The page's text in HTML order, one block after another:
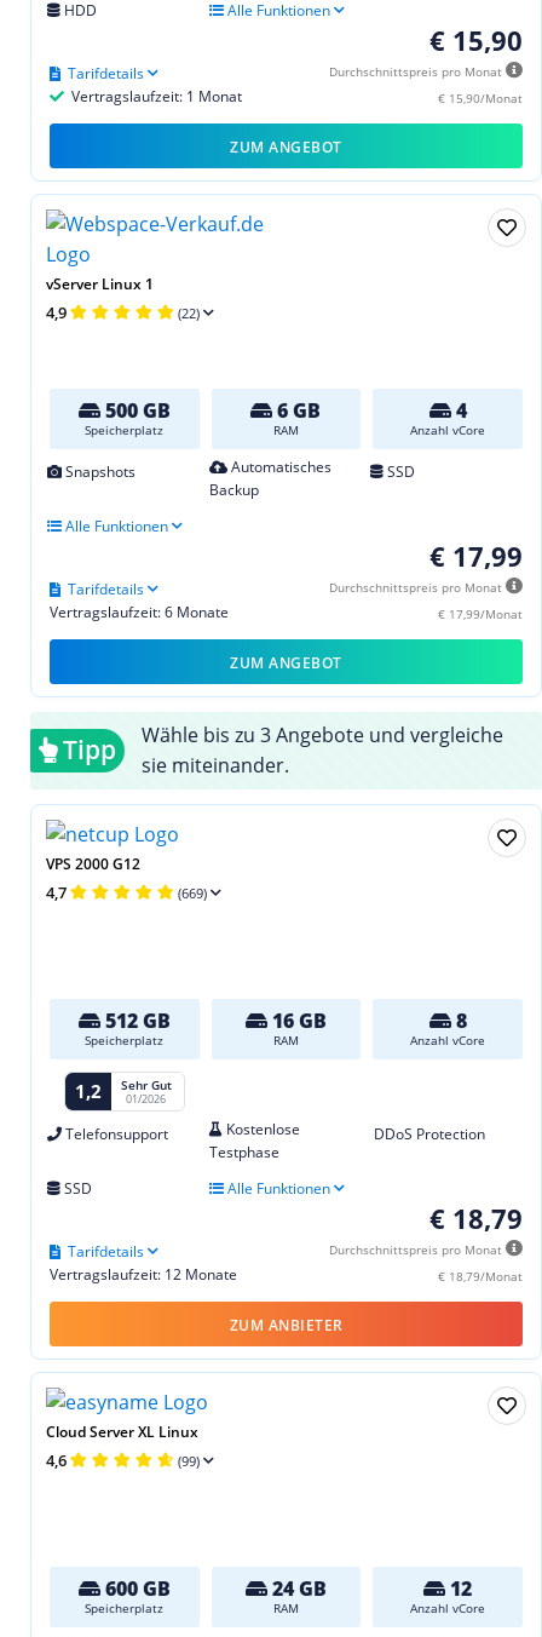
HDD Alle Funktionen
€ 15,90
Durchschnittspreis pro Monat
€ 15,90/Monat
Vertragslaufzeit: 1 Monat
Tarifdetails
ZUM ANGEBOT
vServer Linux 1
4,9 (22)
500 GB
Speicherplatz
6 GB
RAM
4
Anzahl vCore
Snapshots
Automatisches
Backup
SSD
Alle Funktionen
€ 17,99
Durchschnittspreis pro Monat
€ 17,99/Monat
Vertragslaufzeit: 6 Monate
Tarifdetails
ZUM ANGEBOT
Tipp
Wähle bis zu 3 Angebote und vergleiche
sie miteinander.
VPS 2000 G12
4,7 (669)
512 GB
Speicherplatz
16 GB
RAM
8
Anzahl vCore
1,2 Sehr Gut
01/2026
Telefonsupport
Kostenlose
Testphase
DDoS Protection
SSD Alle Funktionen
€ 18,79
Durchschnittspreis pro Monat
€ 18,79/Monat
Vertragslaufzeit: 12 Monate
Tarifdetails
ZUM ANBIETER
Cloud Server XL Linux
4,6 (99)
600 GB
Speicherplatz
24 GB
RAM
12
Anzahl vCore